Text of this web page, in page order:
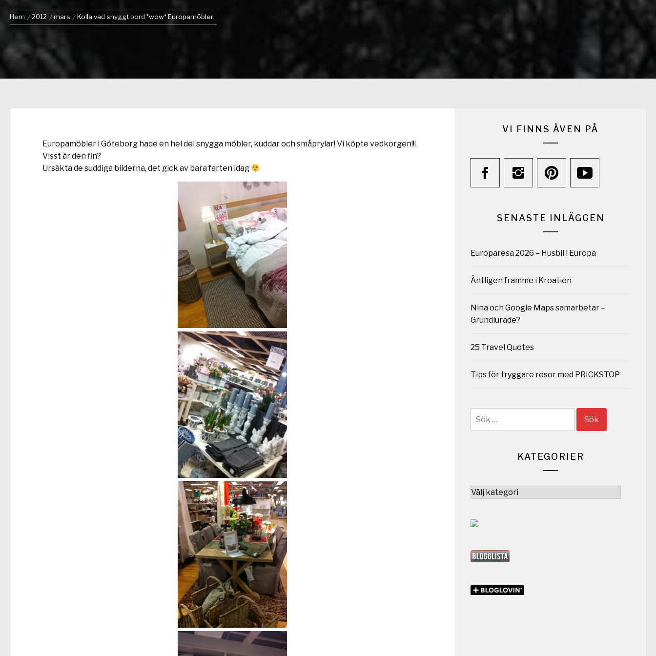
Hem 2012 mars Kolla vad snyggt bord *wow* Europamöbler
Europamöbler i Göteborg hade en hel del snygga möbler, kuddar och småprylar! Vi köpte vedkorgen!!!
Visst är den fin?
Ursäkta de suddiga bilderna, det gick av bara farten idag
VI FINNS ÄVEN PÅ
SENASTE INLÄGGEN
Europaresa 2026 – Husbil i Europa
Äntligen framme i Kroatien
Nina och Google Maps samarbetar –
Grundlurade?
25 Travel Quotes
Tips för tryggare resor med PRICKSTOP
KATEGORIER
Kategorier